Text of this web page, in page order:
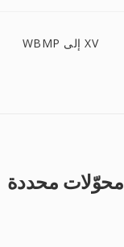
WBMP إلى XV
محوّلات محددة